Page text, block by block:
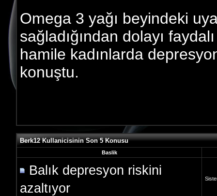
Omega 3 yağı beyindeki
sağladığından dolayı
hamile kadınlarda
konuştu.
Berk12 Kullanicisinin Son 5 Konusu
Baslik
Balık depresyon riskini
azaltıyor